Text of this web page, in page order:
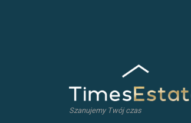
Szanujemy Twój czas